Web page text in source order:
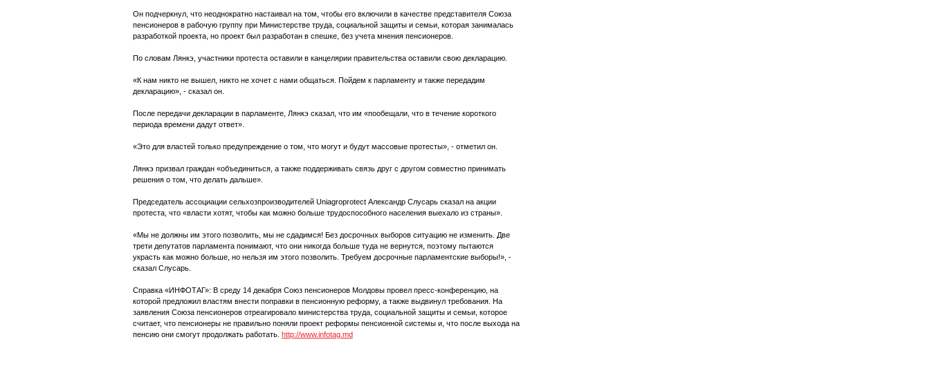
Он подчеркнул, что неоднократно настаивал на том, чтобы его включили в качестве представителя Союза
пенсионеров в рабочую группу при Министерстве труда, социальной защиты и семьи, которая занималась
разработкой проекта, но проект был разработан в спешке, без учета мнения пенсионеров.
По словам Лянкэ, участники протеста оставили в канцелярии правительства оставили свою декларацию.
«К нам никто не вышел, никто не хочет с нами общаться. Пойдем к парламенту и также передадим
декларацию», - сказал он.
После передачи декларации в парламенте, Лянкэ сказал, что им «пообещали, что в течение короткого
периода времени дадут ответ».
«Это для властей только предупреждение о том, что могут и будут массовые протесты», - отметил он.
Лянкэ призвал граждан «объединиться, а также поддерживать связь друг с другом совместно принимать
решения о том, что делать дальше».
Председатель ассоциации сельхозпроизводителей Uniagroprotect Александр Слусарь сказал на акции
протеста, что «власти хотят, чтобы как можно больше трудоспособного населения выехало из страны».
«Мы не должны им этого позволить, мы не сдадимся! Без досрочных выборов ситуацию не изменить. Две
трети депутатов парламента понимают, что они никогда больше туда не вернутся, поэтому пытаются
украсть как можно больше, но нельзя им этого позволить. Требуем досрочные парламентские выборы!», -
сказал Слусарь.
Справка «ИНФОТАГ»: В среду 14 декабря Союз пенсионеров Молдовы провел пресс-конференцию, на
которой предложил властям внести поправки в пенсионную реформу, а также выдвинул требования. На
заявления Союза пенсионеров отреагировало министерства труда, социальной защиты и семьи, которое
считает, что пенсионеры не правильно поняли проект реформы пенсионной системы и, что после выхода на
пенсию они смогут продолжать работать. http://www.infotag.md